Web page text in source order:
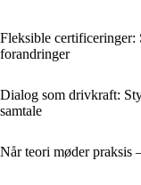
Fleksible certificeringer:
forandringer
Dialog som drivkraft:
samtale
Når teori møder